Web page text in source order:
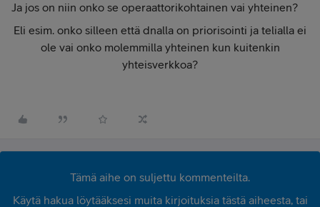
Ja jos on niin onko se operaattorikohtainen vai yhteinen?
Eli esim. onko silleen että dnalla on priorisointi ja telialla ei
ole vai onko molemmilla yhteinen kun kuitenkin
yhteisverkkoa?
Tämä aihe on suljettu kommenteilta.
Käytä hakua löytääksesi muita kirjoituksia tästä aiheesta, tai